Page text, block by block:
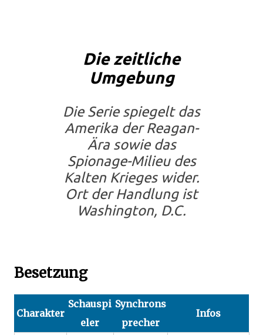
Die zeitliche
Umgebung
Die Serie spiegelt das
Amerika der Reagan-
Ära sowie das
Spionage-Milieu des
Kalten Krieges wider.
Ort der Handlung ist
Washington, D.C.
Besetzung
Charakter
Schauspi
eler
Synchrons
precher
Infos